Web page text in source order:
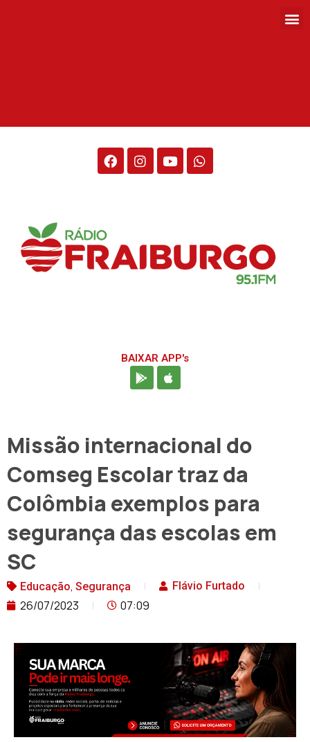
BAIXAR APP's
Missão internacional do
Comseg Escolar traz da
Colômbia exemplos para
segurança das escolas em
SC
Educação, Segurança Flávio Furtado
26/07/2023 07:09